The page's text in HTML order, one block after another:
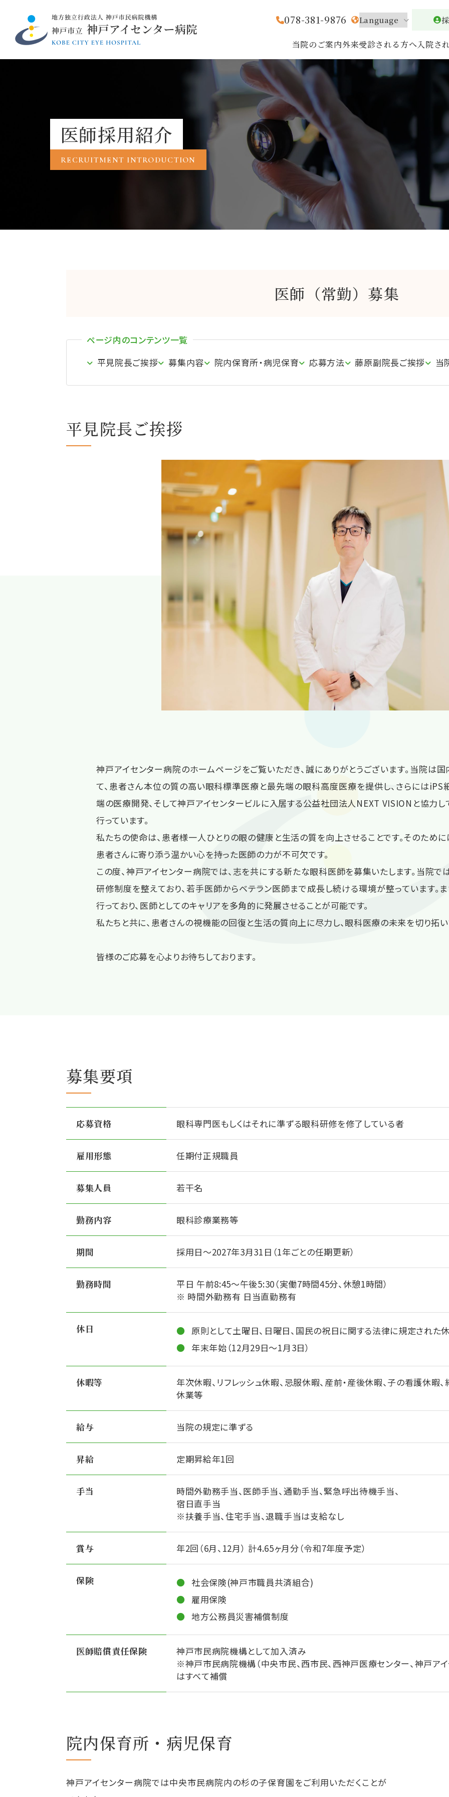
078-381-9876
当院のご案内外来受診される方へ入院さ
医師採用紹介
RECRUITMENT INTRODUCTION
医師（常勤）募集
ページ内のコンテンツ一覧
平見院長ご挨拶
募集内容 院内保育所・病児保育 応募方法 藤原副院長ご挨拶 当
平見院長ご挨拶
神戸アイセンター病院のホームページをご覧いただき、誠にありがとうございます。当院は
て、患者さん本位の質の高い眼科標準医療と最先端の眼科高度医療を提供し、さらには
端の医療開発、そして神戸アイセンタービルに入居する公益社団法人NEXT VISIONと協力
行っています。
私たちの使命は、患者様一人ひとりの眼の健康と生活の質を向上させることです。そのため
患者さんに寄り添う温かい心を持った医師の力が不可欠です。
この度、神戸アイセンター病院では、志を共にする新たな眼科医師を募集いたします。当院
研修制度を整えており、若手医師からベテラン医師まで成長し続ける環境が整っています。
行っており、医師としてのキャリアを多角的に発展させることが可能です。
私たちと共に、患者さんの視機能の回復と生活の質向上に尽力し、眼科医療の未来を切り拓い
皆様のご応募を心よりお待ちしております。
募集要項
応募資格 眼科専門医もしくはそれに準ずる眼科研修を修了している者
雇用形態 任期付正規職員
募集人員 若干名
勤務内容 眼科診療業務等
期間 採用日～2027年3月31日（1年ごとの任期更新）
勤務時間
平日 午前8:45～午後5:30（実働7時間45分、休憩1時間）
※ 時間外勤務有 日当直勤務有
休日
原則として土曜日、日曜日、国民の祝日に関する法律に規定された
年末年始（12月29日～1月3日）
休暇等
年次休暇、リフレッシュ休暇、忌服休暇、産前・産後休暇、子の看護休暇
休業等
給与 当院の規定に準ずる
昇給 定期昇給年1回
手当
時間外勤務手当、医師手当、通勤手当、緊急呼出待機手当、
宿日直手当
※扶養手当、住宅手当、退職手当は支給なし
賞与 年2回（6月、12月） 計4.65ヶ月分（令和7年度予定）
保険
社会保険(神戸市職員共済組合)
雇用保険
地方公務員災害補償制度
医師賠償責任保険
神戸市民病院機構として加入済み
※神戸市民病院機構（中央市民、西市民、西神戸医療センター、神戸ア
はすべて補償
院内保育所・病児保育
神戸アイセンター病院では中央市民病院内の杉の子保育園をご利用いただくことが